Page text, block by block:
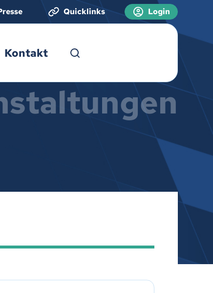
Quicklinks Login
Kontakt